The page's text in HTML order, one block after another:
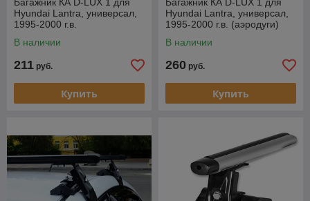
Hyundai Lantra, универсал,
1995-2000 г.в.
В наличии
211 руб.
Купить
Hyundai Lantra, универсал,
1995-2000 г.в. (аэродуги)
В наличии
260 руб.
Купить